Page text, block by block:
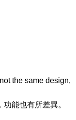
the same design,
能也有所差異。